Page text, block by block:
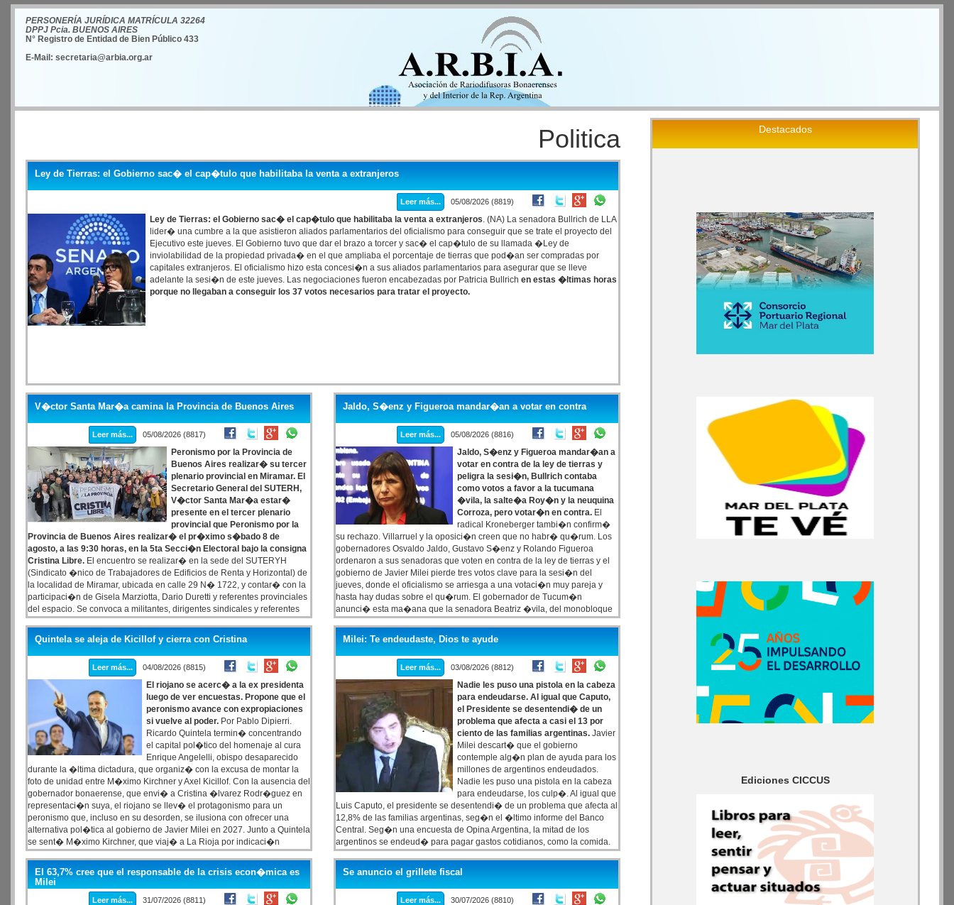
PERSONERÍA JURÍDICA MATRÍCULA 32264
DPPJ Pcia. BUENOS AIRES
N° Registro de Entidad de Bien Público 433
E-Mail: secretaria@arbia.org.ar
Politica
Ley de Tierras: el Gobierno sac� el cap�tulo que habilitaba la venta a extranjeros
Leer más... 05/08/2026 (8819)
Ley de Tierras: el Gobierno sac� el cap�tulo que habilitaba la venta a extranjeros. (NA) La senadora Bullrich de LLA
lider� una cumbre a la que asistieron aliados parlamentarios del oficialismo para conseguir que se trate el proyecto del
Ejecutivo este jueves. El Gobierno tuvo que dar el brazo a torcer y sac� el cap�tulo de su llamada �Ley de
inviolabilidad de la propiedad privada� en el que ampliaba el porcentaje de tierras que pod�an ser compradas por
capitales extranjeros. El oficialismo hizo esta concesi�n a sus aliados parlamentarios para asegurar que se lleve
adelante la sesi�n de este jueves. Las negociaciones fueron encabezadas por Patricia Bullrich en estas �ltimas horas
porque no llegaban a conseguir los 37 votos necesarios para tratar el proyecto.
V�ctor Santa Mar�a camina la Provincia de Buenos Aires
Leer más... 05/08/2026 (8817)
Peronismo por la Provincia de
Buenos Aires realizar� su tercer
plenario provincial en Miramar. El
Secretario General del SUTERH,
V�ctor Santa Mar�a estar�
presente en el tercer plenario
provincial que Peronismo por la
Provincia de Buenos Aires realizar� el pr�ximo s�bado 8 de
agosto, a las 9:30 horas, en la 5ta Secci�n Electoral bajo la consigna
Cristina Libre. El encuentro se realizar� en la sede del SUTERYH
(Sindicato �nico de Trabajadores de Edificios de Renta y Horizontal) de
la localidad de Miramar, ubicada en calle 29 N� 1722, y contar� con la
participaci�n de Gisela Marziotta, Dario Duretti y referentes provinciales
del espacio. Se convoca a militantes, dirigentes sindicales y referentes
pol�ticos del campo nacional y popular de la 5ta secci�n electoral a
participar de esta nueva instancia de organizaci�n y debate, que
contin�a el proceso iniciado el 30 de mayo en el Club Social Uni�n
Villa Talleres de la ciudad de Jun�n, donde se realiz� el primer
plenario provincial correspondiente a la 4ta Secci�n Electoral y que
continu� en Bah�a Blanca, 6ta secci�n electoral, el 13 de junio.
Jaldo, S�enz y Figueroa mandar�an a votar en contra
Leer más... 05/08/2026 (8816)
Jaldo, S�enz y Figueroa mandar�an a
votar en contra de la ley de tierras y
peligra la sesi�n, Bullrich contaba
como votos a favor a la tucumana
�vila, la salte�a Roy�n y la neuquina
Corroza, pero votar�n en contra. El
radical Kroneberger tambi�n confirm�
su rechazo. Villarruel y la oposici�n creen que no habr� qu�rum. Los
gobernadores Osvaldo Jaldo, Gustavo S�enz y Rolando Figueroa
ordenaron a sus senadoras que voten en contra de la ley de tierras y el
gobierno de Javier Milei pierde tres votos clave para la sesi�n del
jueves, donde el oficialismo se arriesga a una votaci�n muy pareja y
hasta hay dudas sobre el qu�rum. El gobernador de Tucum�n
anunci� esta ma�ana que la senadora Beatriz �vila, del monobloque
Independencia, votar� en contra del cap�tulo que habilita la
extranjerizaci�n de tierras.
Quintela se aleja de Kicillof y cierra con Cristina
Leer más... 04/08/2026 (8815)
El riojano se acerc� a la ex presidenta
luego de ver encuestas. Propone que el
peronismo avance con expropiaciones
si vuelve al poder. Por Pablo Dipierri.
Ricardo Quintela termin� concentrando
el capital pol�tico del homenaje al cura
Enrique Angelelli, obispo desaparecido
durante la �ltima dictadura, que organiz� con la excusa de montar la
foto de unidad entre M�ximo Kirchner y Axel Kicillof. Con la ausencia del
gobernador bonaerense, que envi� a Cristina �lvarez Rodr�guez en
representaci�n suya, el riojano se llev� el protagonismo para un
peronismo que, incluso en su desorden, se ilusiona con ofrecer una
alternativa pol�tica al gobierno de Javier Milei en 2027. Junto a Quintela
se sent� M�ximo Kirchner, que viaj� a La Rioja por indicaci�n
expresa de su madre, la ex presidenta Cristina Kirchner.
Milei: Te endeudaste, Dios te ayude
Leer más... 03/08/2026 (8812)
Nadie les puso una pistola en la cabeza
para endeudarse. Al igual que Caputo,
el Presidente se desentendi� de un
problema que afecta a casi el 13 por
ciento de las familias argentinas. Javier
Milei descart� que el gobierno
contemple alg�n plan de ayuda para los
millones de argentinos endeudados.
Nadie les puso una pistola en la cabeza
para endeudarse, los culp�. Al igual que
Luis Caputo, el presidente se desentendi� de un problema que afecta al
12,8% de las familias argentinas, seg�n el �ltimo informe del Banco
Central. Seg�n una encuesta de Opina Argentina, la mitad de los
argentinos se endeud� para pagar gastos cotidianos, como la comida.
Milei dijo que el salto de la morosidad es un problema entre privados. El
presidente sostuvo que obviamente los endeudados tienen
responsabilidad y se mostr� poco emp�tico con la situaci�n que
atraviesan millones de argentinos.
El 63,7% cree que el responsable de la crisis econ�mica es
Milei
Leer más... 31/07/2026 (8811)
Se anuncio el grillete fiscal
Leer más... 30/07/2026 (8810)
Destacados
Ediciones CICCUS